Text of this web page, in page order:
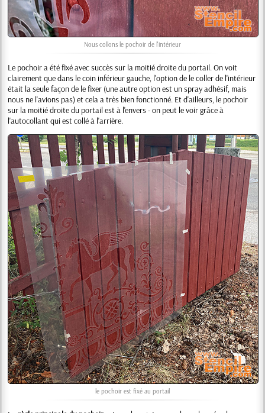
Nous collons le pochoir de l'intérieur
Le pochoir a été fixé avec succès sur la moitié droite du portail. On voit
clairement que dans le coin inférieur gauche, l'option de le coller de l'intérieur
était la seule façon de le fixer (une autre option est un spray adhésif, mais
nous ne l'avions pas) et cela a très bien fonctionné. Et d'ailleurs, le pochoir
sur la moitié droite du portail est à l'envers - on peut le voir grâce à
l'autocollant qui est collé à l'arrière.
le pochoir est fixé au portail